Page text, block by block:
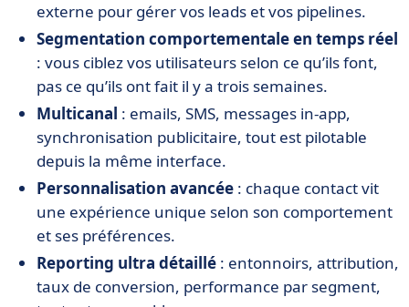
externe pour gérer vos leads et vos pipelines.
Segmentation comportementale en temps réel
: vous ciblez vos utilisateurs selon ce qu’ils font,
pas ce qu’ils ont fait il y a trois semaines.
Multicanal : emails, SMS, messages in-app,
synchronisation publicitaire, tout est pilotable
depuis la même interface.
Personnalisation avancée : chaque contact vit
une expérience unique selon son comportement
et ses préférences.
Reporting ultra détaillé : entonnoirs, attribution,
taux de conversion, performance par segment,